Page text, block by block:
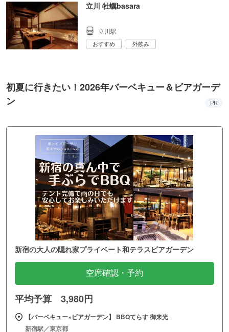
立川 牡蠣basara
立川駅
おすすめ 外飲み
初夏に行きたい！2026年バーベキュー＆ビアガーデ
ン
PR
新宿の大人の隠れ家プライベート和テラスビアガーデン
空席確認・予約
平均予算 3,980円
【バーベキュー×ビアガーデン】 BBQてらす 御来光
新宿駅／東京都